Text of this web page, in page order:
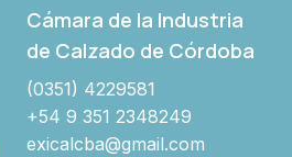
Cámara de la Industria
de Calzado de Córdoba
(0351) 4229581
+54 9 351 2348249
exicalcba@gmail.com